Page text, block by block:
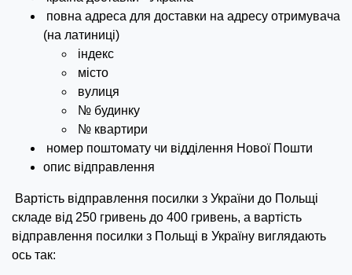
повна адреса для доставки на адресу отримувача
(на латиниці)
індекс
місто
вулиця
№ будинку
№ квартири
номер поштомату чи відділення Нової Пошти
опис відправлення
Вартість відправлення посилки з України до Польщі
складе від 250 гривень до 400 гривень, а вартість
відправлення посилки з Польщі в Україну виглядають
ось так: